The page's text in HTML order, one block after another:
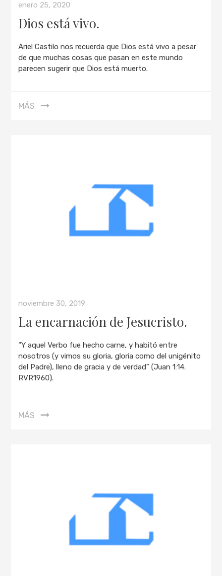
enero 25, 2020
Dios está vivo.
Ariel Castilo nos recuerda que Dios está vivo a pesar
de que muchas cosas que pasan en este mundo
parecen sugerir que Dios está muerto.
MÁS
noviembre 30, 2019
La encarnación de Jesucristo.
“Y aquel Verbo fue hecho carne, y habitó entre
nosotros (y vimos su gloria, gloria como del unigénito
del Padre), lleno de gracia y de verdad” (Juan 1:14.
RVR1960).
MÁS